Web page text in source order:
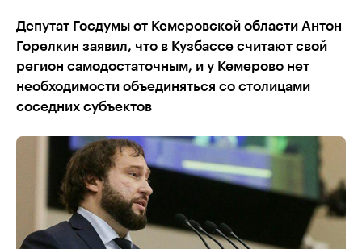
Депутат Госдумы от Кемеровской области Антон
Горелкин заявил, что в Кузбассе считают свой
регион самодостаточным, и у Кемерово нет
необходимости объединяться со столицами
соседних субъектов